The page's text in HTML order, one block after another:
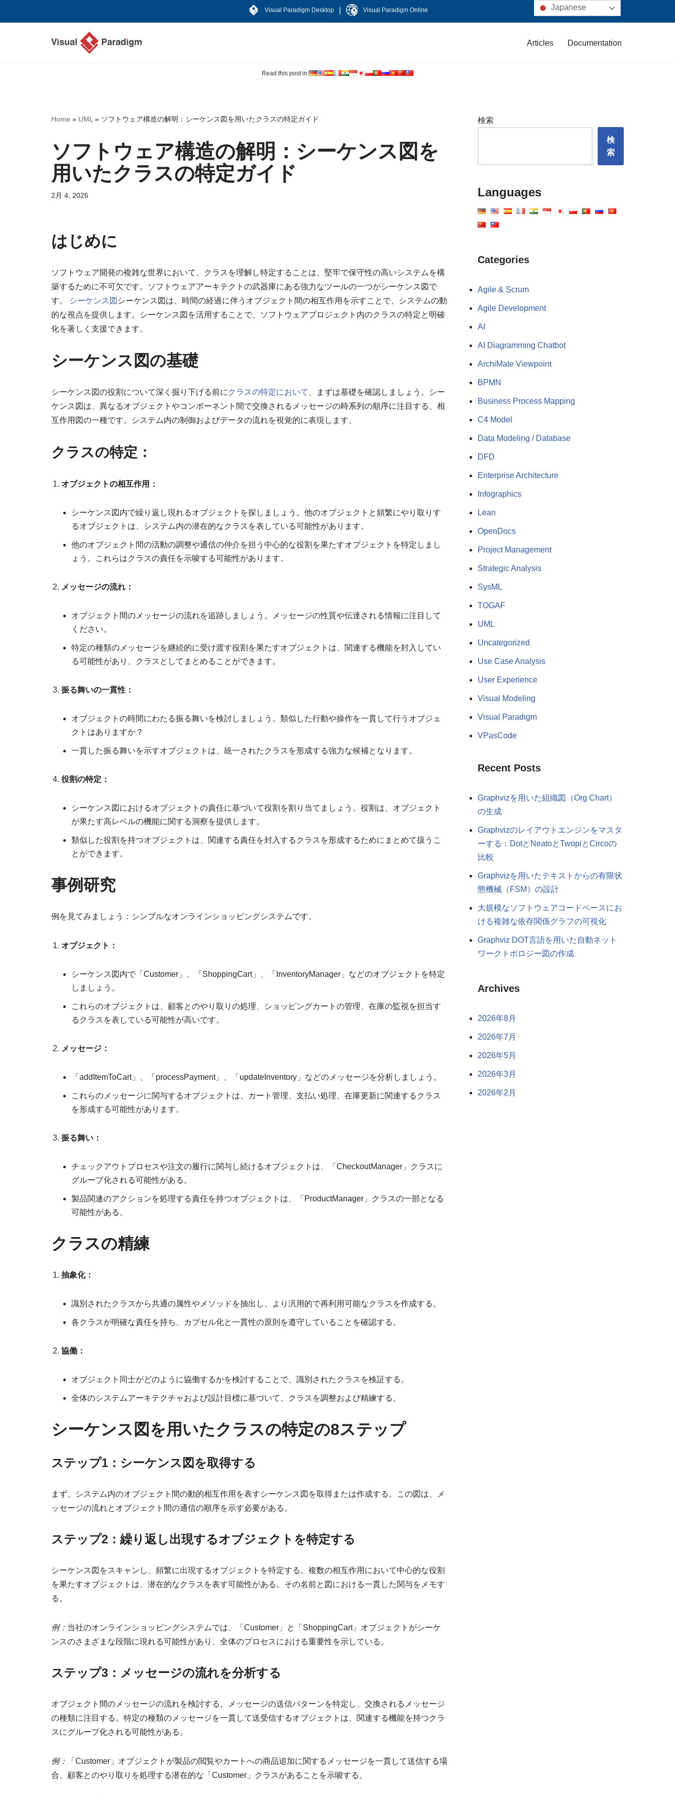
Visual Paradigm Desktop Visual Paradigm Online
Articles Documentation
Read this post in:
Home » UML » ソフトウェア構造の解明：シーケンス図を用いたクラスの特定ガイド
ソフトウェア構造の解明：シーケンス図を
用いたクラスの特定ガイド
2月 4, 2026
はじめに
ソフトウェア開発の複雑な世界において、クラスを理解し特定することは、堅牢で保守性の高いシステムを構
築するために不可欠です。ソフトウェアアーキテクトの武器庫にある強力なツールの一つがシーケンス図で
す。
シーケンス図 シーケンス図は、時間の経過に伴うオブジェクト間の相互作用を示すことで、システムの動
的な視点を提供します。シーケンス図を活用することで、ソフトウェアプロジェクト内のクラスの特定と明確
化を著しく支援できます。
シーケンス図の基礎
シーケンス図の役割について深く掘り下げる前に クラスの特定において
、まずは基礎を確認しましょう。シー
ケンス図は、異なるオブジェクトやコンポーネント間で交換されるメッセージの時系列の順序に注目する、相
互作用図の一種です。システム内の制御およびデータの流れを視覚的に表現します。
クラスの特定：
オブジェクトの相互作用：
シーケンス図内で繰り返し現れるオブジェクトを探しましょう。他のオブジェクトと頻繁にやり取りす
るオブジェクトは、システム内の潜在的なクラスを表している可能性があります。
他のオブジェクト間の活動の調整や通信の仲介を担う中心的な役割を果たすオブジェクトを特定しまし
ょう。これらはクラスの責任を示唆する可能性があります。
メッセージの流れ：
オブジェクト間のメッセージの流れを追跡しましょう。メッセージの性質や伝達される情報に注目して
ください。
特定の種類のメッセージを継続的に受け渡す役割を果たすオブジェクトは、関連する機能を封入してい
る可能性があり、クラスとしてまとめることができます。
振る舞いの一貫性：
オブジェクトの時間にわたる振る舞いを検討しましょう。類似した行動や操作を一貫して行うオブジェ
クトはありますか？
一貫した振る舞いを示すオブジェクトは、統一されたクラスを形成する強力な候補となります。
役割の特定：
シーケンス図におけるオブジェクトの責任に基づいて役割を割り当てましょう。役割は、オブジェクト
が果たす高レベルの機能に関する洞察を提供します。
類似した役割を持つオブジェクトは、関連する責任を封入するクラスを形成するためにまとめて扱うこ
とができます。
事例研究
例を見てみましょう：シンプルなオンラインショッピングシステムです。
オブジェクト：
シーケンス図内で「Customer」、「ShoppingCart」、「InventoryManager」などのオブジェクトを特定
しましょう。
これらのオブジェクトは、顧客とのやり取りの処理、ショッピングカートの管理、在庫の監視を担当す
るクラスを表している可能性が高いです。
メッセージ：
「addItemToCart」、「processPayment」、「updateInventory」などのメッセージを分析しましょう。
これらのメッセージに関与するオブジェクトは、カート管理、支払い処理、在庫更新に関連するクラス
を形成する可能性があります。
振る舞い：
チェックアウトプロセスや注文の履行に関与し続けるオブジェクトは、「CheckoutManager」クラスに
グループ化される可能性がある。
製品関連のアクションを処理する責任を持つオブジェクトは、「ProductManager」クラスの一部となる
可能性がある。
クラスの精練
抽象化：
識別されたクラスから共通の属性やメソッドを抽出し、より汎用的で再利用可能なクラスを作成する。
各クラスが明確な責任を持ち、カプセル化と一貫性の原則を遵守していることを確認する。
協働：
オブジェクト同士がどのように協働するかを検討することで、識別されたクラスを検証する。
全体のシステムアーキテクチャおよび設計目標に基づいて、クラスを調整および精練する。
シーケンス図を用いたクラスの特定の8ステップ
ステップ1：シーケンス図を取得する
まず、システム内のオブジェクト間の動的相互作用を表すシーケンス図を取得または作成する。この図は、メ
ッセージの流れとオブジェクト間の通信の順序を示す必要がある。
ステップ2：繰り返し出現するオブジェクトを特定する
シーケンス図をスキャンし、頻繁に出現するオブジェクトを特定する。複数の相互作用において中心的な役割
を果たすオブジェクトは、潜在的なクラスを表す可能性がある。その名前と図における一貫した関与をメモす
る。
例： 当社のオンラインショッピングシステムでは、「Customer」と「ShoppingCart」オブジェクトがシーケ
ンスのさまざまな段階に現れる可能性があり、全体のプロセスにおける重要性を示している。
ステップ3：メッセージの流れを分析する
オブジェクト間のメッセージの流れを検討する。メッセージの送信パターンを特定し、交換されるメッセージ
の種類に注目する。特定の種類のメッセージを一貫して送受信するオブジェクトは、関連する機能を持つクラ
スにグループ化される可能性がある。
例：
「Customer」オブジェクトが製品の閲覧やカートへの商品追加に関するメッセージを一貫して送信する場
合、顧客とのやり取りを処理する潜在的な「Customer」クラスがあることを示唆する。
検索
検
索
Languages
Categories
Agile & Scrum
Agile Development
AI
AI Diagramming Chatbot
ArchiMate Viewpoint
BPMN
Business Process Mapping
C4 Model
Data Modeling / Database
DFD
Enterprise Architecture
Infographics
Lean
OpenDocs
Project Management
Strategic Analysis
SysML
TOGAF
UML
Uncategorized
Use Case Analysis
User Experience
Visual Modeling
Visual Paradigm
VPasCode
Recent Posts
Graphvizを用いた組織図（Org Chart）
の生成
Graphvizのレイアウトエンジンをマスタ
ーする：DotとNeatoとTwopiとCircoの
比較
Graphvizを用いたテキストからの有限状
態機械（FSM）の設計
大規模なソフトウェアコードベースにお
ける複雑な依存関係グラフの可視化
Graphviz DOT言語を用いた自動ネット
ワークトポロジー図の作成
Archives
2026年8月
2026年7月
2026年5月
2026年3月
2026年2月
Japanese